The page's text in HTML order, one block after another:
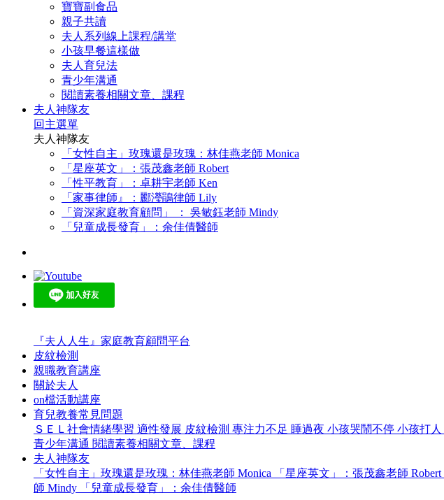
寶寶副食品
親子共讀
夫人系列線上課程/講堂
小孩早餐這樣做
夫人育兒法
青少年溝通
閱讀素養相關文章、課程
夫人神隊友
回主選單
夫人神隊友
「女性自主」玫瑰還是玫瑰：林佳燕老師 Monica
「星座英文」：張茂鑫老師 Robert
「性平教育」：卓耕宇老師 Ken
「家事律師』：酈瀅鵑律師 Lily
「資深家庭教育顧問」 ： 吳敏鈺老師 Mindy
「兒童成長發育」：余佳倩醫師
『夫人人生』家庭教育顧問平台
皮紋檢測
親職教育講座
關於夫人
on檔活動講座
育兒教養常見問題
ＳＥＬ社會情緒學習 適性發展 皮紋檢測 專注力不足 睡過夜 小孩哭鬧不停 小孩打人
青少年溝通 閱讀素養相關文章、課程
夫人神隊友
「女性自主」玫瑰還是玫瑰：林佳燕老師 Monica
「星座英文」：張茂鑫老師 Robert
師 Mindy
「兒童成長發育」：余佳倩醫師